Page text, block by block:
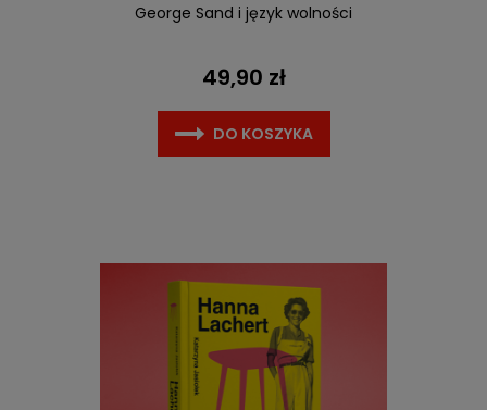
George Sand i język wolności
49,90 zł
DO KOSZYKA